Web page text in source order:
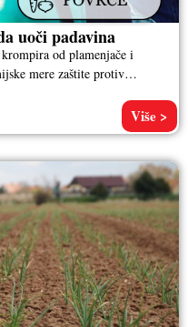
uoči padavina
od plamenjače i
mere zaštite protiv
Više >